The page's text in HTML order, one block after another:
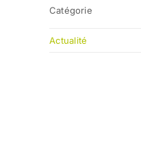
Catégorie
Actualité